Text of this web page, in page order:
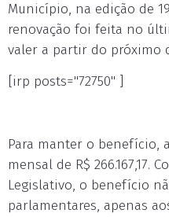
Município, na edição de
renovação foi feita no
valer a partir do próximo
[irp posts="72750" ]
Para manter o benefício,
mensal de R$ 266.167,17.
Legislativo, o benefício
parlamentares, apenas